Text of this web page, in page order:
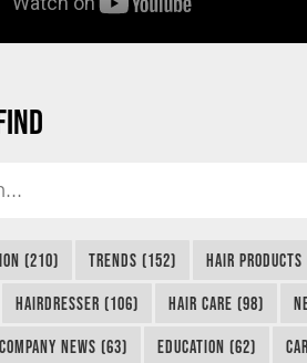
(210) TRENDS (152) HAIR
HAIRDRESSER (106) HAIR CARE (98)
COMPANY NEWS (63) EDUCATION (62)